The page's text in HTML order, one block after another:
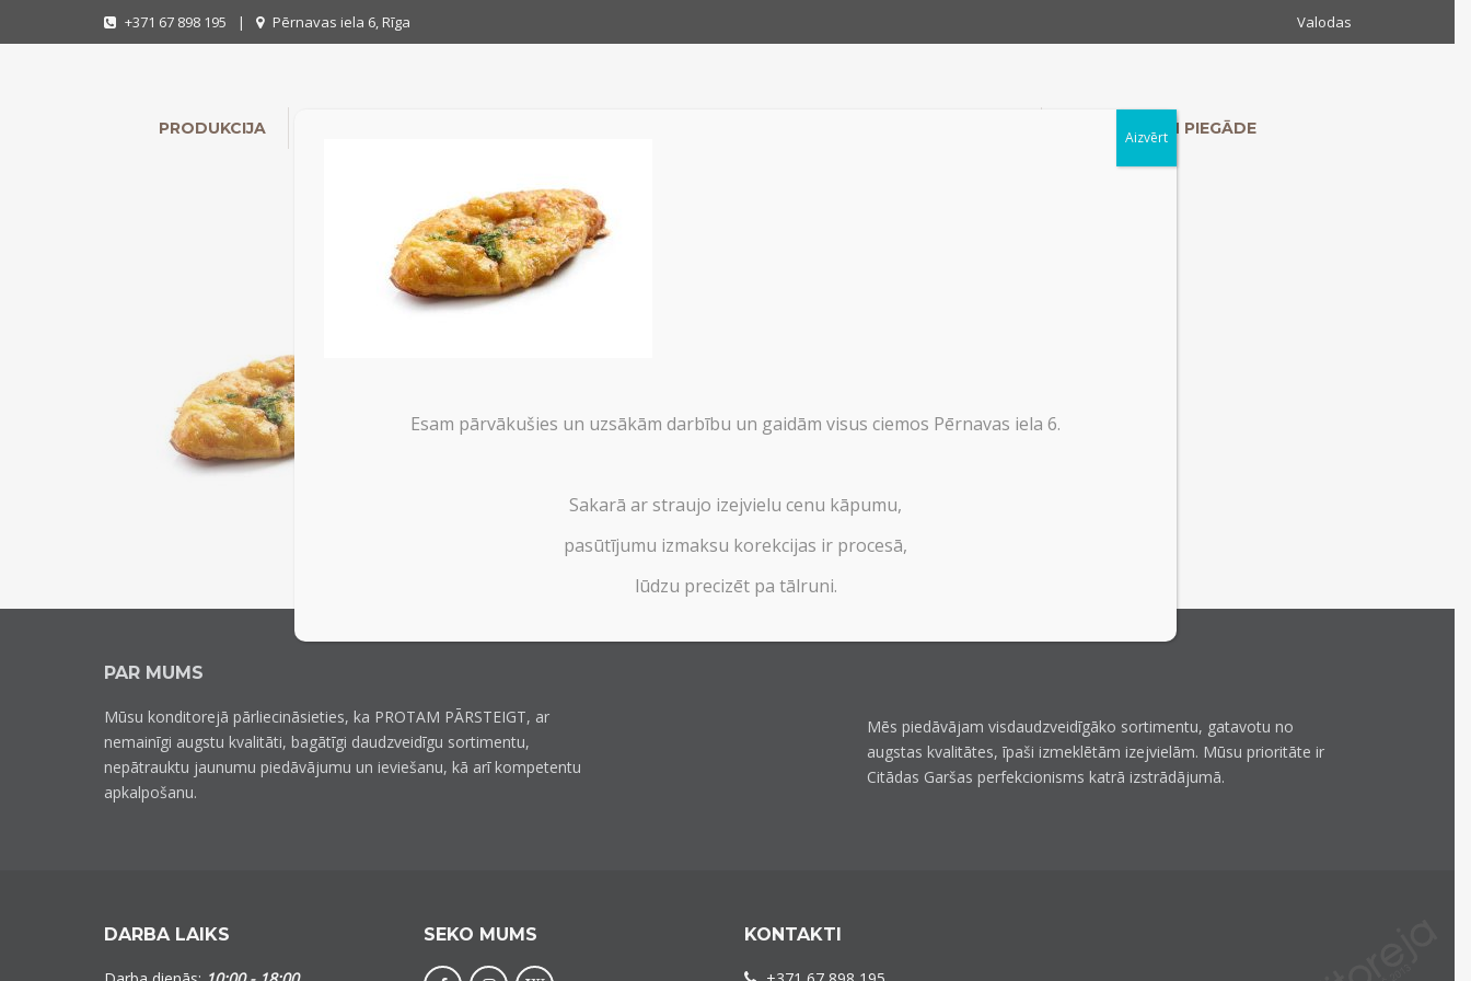
+371 67 898 195 | Pērnavas iela 6, Rīga Valodas
PRODUKCIJA KONTAKTI UN PIEGĀDE
PAR MUMS
Mūsu konditorejā pārliecināsieties, ka PROTAM PĀRSTEIGT, ar
nemainīgi augstu kvalitāti, bagātīgi daudzveidīgu sortimentu,
nepātrauktu jaunumu piedāvājumu un ieviešanu, kā arī kompetentu
apkalpošanu.
Mēs piedāvājam visdaudzveidīgāko sortimentu, gatavotu no
augstas kvalitātes, īpaši izmeklētām izejvielām. Mūsu prioritāte ir
Citādas Garšas perfekcionisms katrā izstrādājumā.
DARBA LAIKS SEKO MUMS KONTAKTI
Esam pārvākušies un uzsākām darbību un gaidām visus ciemos Pērnavas iela 6.
Sakarā ar straujo izejvielu cenu kāpumu,
pasūtījumu izmaksu korekcijas ir procesā,
lūdzu precizēt pa tālruni.
Aizvērt